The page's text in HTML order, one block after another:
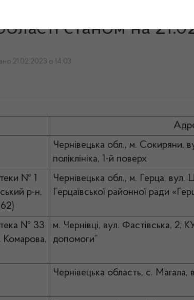
станом на
21.02.2023 о 14:03
Чернівецька обл., м. Сокиряни,
поліклініка, 1-й поверх
№ 1
р-н,
Чернівецька обл., м. Герца,
Герцаївської районної ради
№ 33
Комарова,
м. Чернівці, вул. Фастівська, 2,
допомоги”
Чернівецька область, с. Магала,